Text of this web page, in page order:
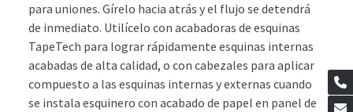
para uniones. Gírelo hacia atrás y el flujo se detendrá
de inmediato. Utilícelo con acabadoras de esquinas
TapeTech para lograr rápidamente esquinas internas
acabadas de alta calidad, o con cabezales para aplicar
compuesto a las esquinas internas y externas cuando
se instala esquinero con acabado de papel en panel de